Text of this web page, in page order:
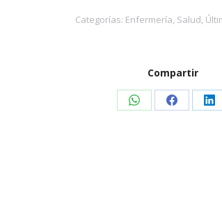
Categorías: Enfermería Salud
Compartir
Share Share